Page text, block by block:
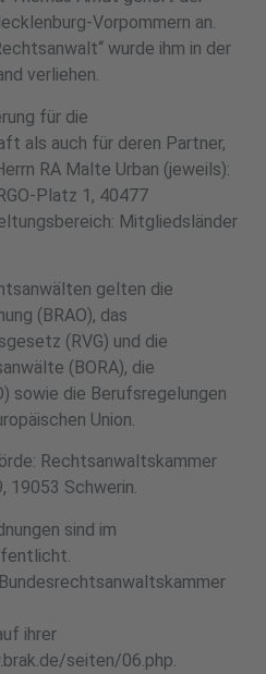
Vorpommern an.
wurde ihm in der
verliehen.
für die
als auch für deren Partner,
RA Malte Urban (jeweils):
Platz 1, 40477
Mitgliedsländer
gelten die
(BRAO), das
(RVG) und die
(BORA), die
sowie die Berufsregelungen
Union.
Rechtsanwaltskammer
19053 Schwerin.
sind im
ihrer
seiten/06.php.